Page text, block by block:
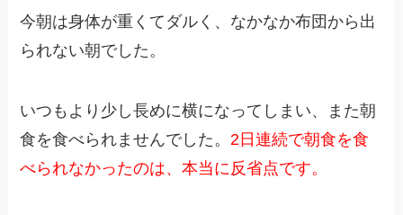
今朝は身体が重くてダルく、なかなか布団から出
られない朝でした。
いつもより少し長めに横になってしまい、また朝
食を食べられませんでした。2日連続で朝食を食
べられなかったのは、本当に反省点です。